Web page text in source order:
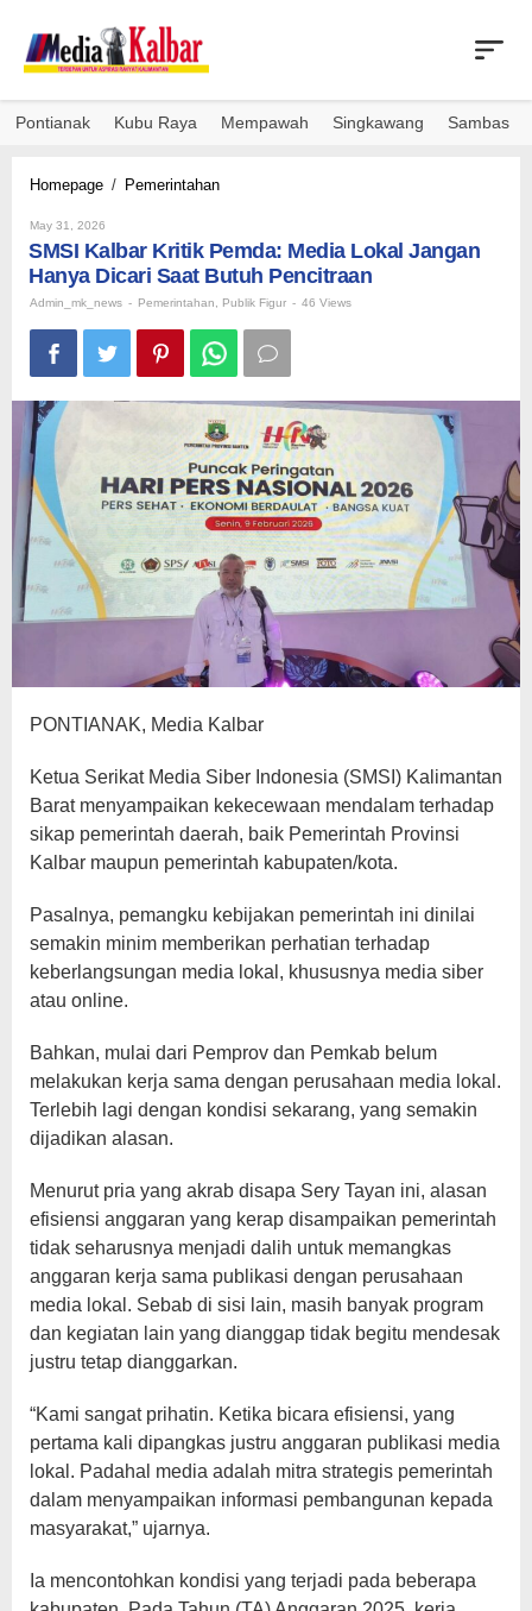
content
Pontianak Kubu Raya Mempawah Singkawang Sambas
Homepage / PemerintahanSMSI
Pemda:
Media
Jangan
Hanya
Dicari
Saat
Butuh
Pencitraan
May 31, 2026
SMSI Kalbar Kritik Pemda: Media Lokal Jangan
Hanya Dicari Saat Butuh Pencitraan
Admin_mk_news - Pemerintahan Publik Figur - 46 Views
PONTIANAK, Media Kalbar
Ketua Serikat Media Siber Indonesia (SMSI) Kalimantan
Barat menyampaikan kekecewaan mendalam terhadap
sikap pemerintah daerah, baik Pemerintah Provinsi
Kalbar maupun pemerintah kabupaten/kota.
Pasalnya, pemangku kebijakan pemerintah ini dinilai
semakin minim memberikan perhatian terhadap
keberlangsungan media lokal, khususnya media siber
atau online.
Bahkan, mulai dari Pemprov dan Pemkab belum
melakukan kerja sama dengan perusahaan media lokal.
Terlebih lagi dengan kondisi sekarang, yang semakin
dijadikan alasan.
Menurut pria yang akrab disapa Sery Tayan ini, alasan
efisiensi anggaran yang kerap disampaikan pemerintah
tidak seharusnya menjadi dalih untuk memangkas
anggaran kerja sama publikasi dengan perusahaan
media lokal. Sebab di sisi lain, masih banyak program
dan kegiatan lain yang dianggap tidak begitu mendesak
justru tetap dianggarkan.
“Kami sangat prihatin. Ketika bicara efisiensi, yang
pertama kali dipangkas justru anggaran publikasi media
lokal. Padahal media adalah mitra strategis pemerintah
dalam menyampaikan informasi pembangunan kepada
masyarakat,” ujarnya.
Ia mencontohkan kondisi yang terjadi pada beberapa